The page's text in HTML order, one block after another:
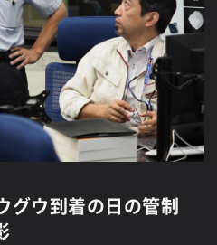
グウ到着の日の管制